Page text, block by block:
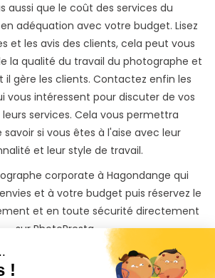
aussi que le coût des services du
adéquation avec votre budget. Lisez
et les avis des clients, cela peut vous
la qualité du travail du photographe et
gère les clients. Contactez enfin les
vous intéressent pour discuter de vos
services. Cela vous permettra
si vous êtes à l'aise avec leur
et leur style de travail.
corporate à Hagondange qui
et à votre budget puis réservez le
et en toute sécurité directement
sur PhotoPresta.
corporate à Hagondange n’a
été aussi simple !